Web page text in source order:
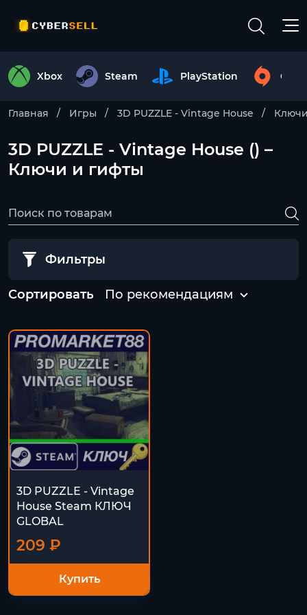
Xbox Steam PlayStation
Главная Игры 3D PUZZLE - Vintage House
3D PUZZLE - Vintage House () –
Ключи и гифты
Фильтры
Сортировать По рекомендациям
3D PUZZLE - Vintage
House Steam КЛЮЧ
GLOBAL
209 ₽
Купить